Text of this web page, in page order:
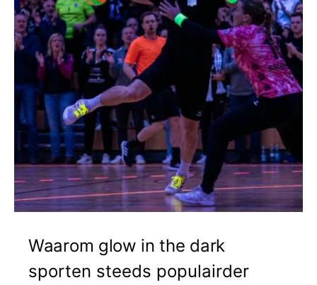
Waarom glow in the dark
sporten steeds populairder